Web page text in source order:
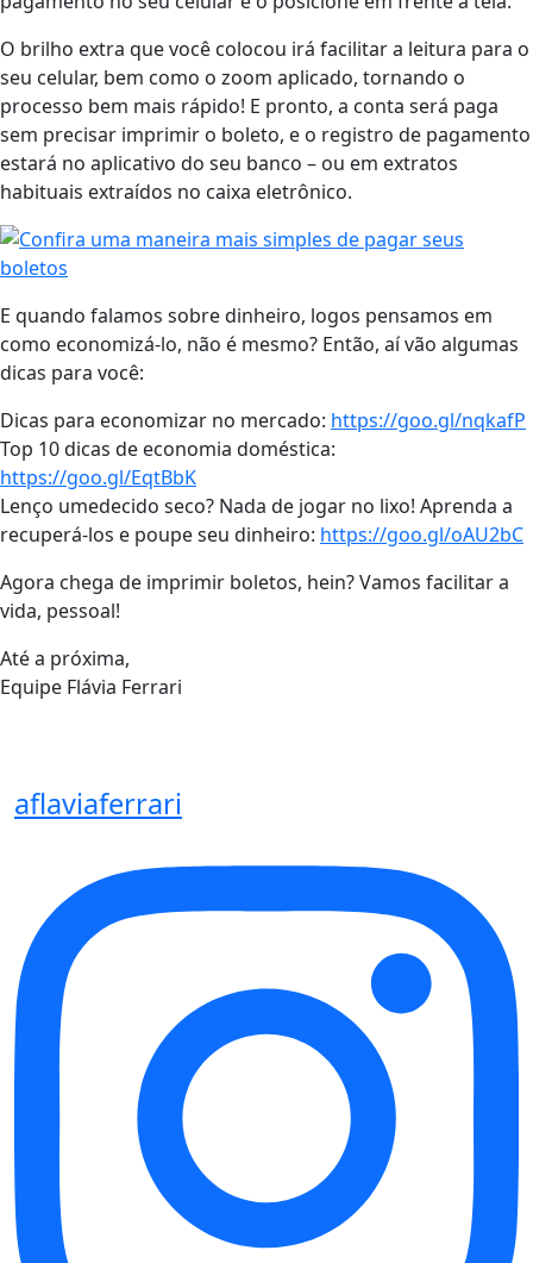
O brilho extra que você colocou irá facilitar a leitura para o
seu celular, bem como o zoom aplicado, tornando o
processo bem mais rápido! E pronto, a conta será paga
sem precisar imprimir o boleto, e o registro de pagamento
estará no aplicativo do seu banco – ou em extratos
habituais extraídos no caixa eletrônico.
E quando falamos sobre dinheiro, logos pensamos em
como economizá-lo, não é mesmo? Então, aí vão algumas
dicas para você:
Dicas para economizar no mercado: https://goo.gl/nqkafP
Top 10 dicas de economia doméstica:
https://goo.gl/EqtBbK
Lenço umedecido seco? Nada de jogar no lixo! Aprenda a
recuperá-los e poupe seu dinheiro: https://goo.gl/oAU2bC
Agora chega de imprimir boletos, hein? Vamos facilitar a
vida, pessoal!
Até a próxima,
Equipe Flávia Ferrari
aflaviaferrari